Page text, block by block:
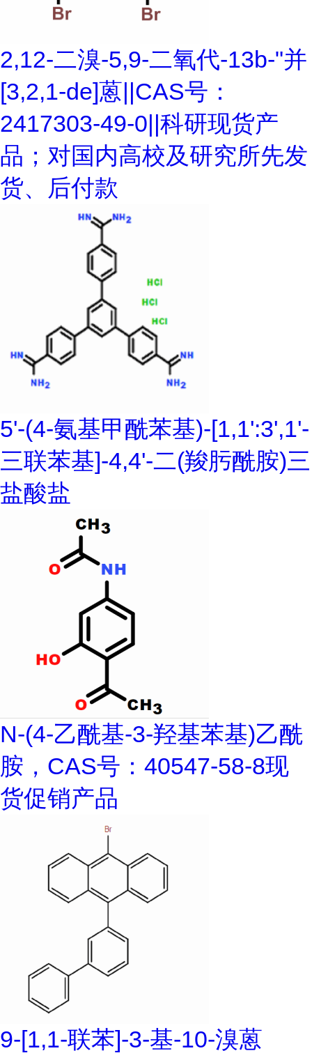
2,12-二溴-5,9-二氧代-13b-"并
[3,2,1-de]蒽||CAS号：
2417303-49-0||科研现货产
品；对国内高校及研究所先发
货、后付款
5'-(4-氨基甲酰苯基)-[1,1':3',1'-
三联苯基]-4,4'-二(羧肟酰胺)三
盐酸盐
N-(4-乙酰基-3-羟基苯基)乙酰
胺，CAS号：40547-58-8现
货促销产品
9-[1,1-联苯]-3-基-10-溴蒽